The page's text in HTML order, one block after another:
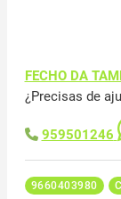
FECHO DA
¿Precisas de
959501246
9660403980